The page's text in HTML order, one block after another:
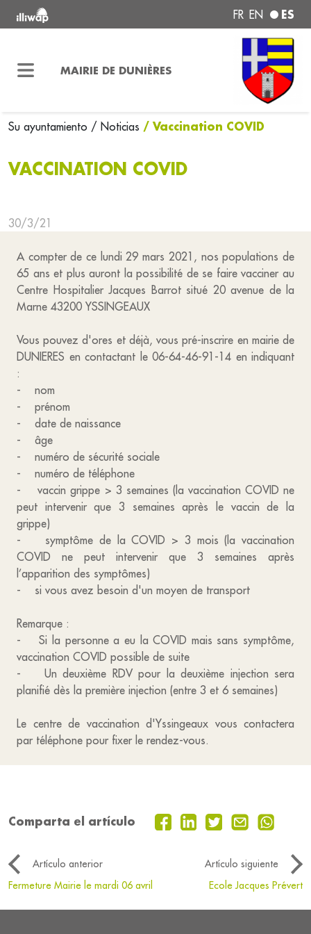
FR EN ES
MAIRIE DE DUNIÈRES
Su ayuntamiento / Noticias / Vaccination COVID
VACCINATION COVID
30/3/21
A compter de ce lundi 29 mars 2021, nos populations de
65 ans et plus auront la possibilité de se faire vacciner au
Centre Hospitalier Jacques Barrot situé 20 avenue de la
Marne 43200 YSSINGEAUX
Vous pouvez d'ores et déjà, vous pré-inscrire en mairie de
DUNIERES en contactant le 06-64-46-91-14 en indiquant
:
- nom
- prénom
- date de naissance
- âge
- numéro de sécurité sociale
- numéro de téléphone
- vaccin grippe > 3 semaines (la vaccination COVID ne
peut intervenir que 3 semaines après le vaccin de la
grippe)
- symptôme de la COVID > 3 mois (la vaccination
COVID ne peut intervenir que 3 semaines après
l’apparition des symptômes)
- si vous avez besoin d'un moyen de transport
Remarque :
- Si la personne a eu la COVID mais sans symptôme,
vaccination COVID possible de suite
- Un deuxième RDV pour la deuxième injection sera
planifié dès la première injection (entre 3 et 6 semaines)
Le centre de vaccination d'Yssingeaux vous contactera
par téléphone pour fixer le rendez-vous.
Comparta el artículo
Artículo anterior
Artículo siguiente
Fermeture Mairie le mardi 06 avril
Ecole Jacques Prévert